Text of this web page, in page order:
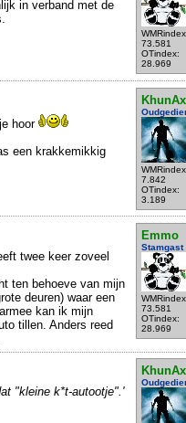
73.581
OTindex:
28.969
in verband met de
7.842
OTindex:
3.189
hoor
een krakkemikkig
Emmo
Stamgast
73.581
OTindex:
28.969
twee keer zoveel
ten behoeve van mijn
deuren) waar een
kan ik mijn
tillen. Anders reed
"kleine k*t-autootje".'